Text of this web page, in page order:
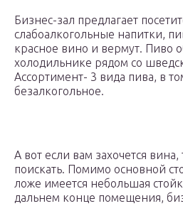
Бизнес-зал предлагает
слабоалкогольные напитки,
красное вино и вермут. Пиво
холодильнике рядом со
Ассортимент- 3 вида пива, в
безалкогольное.
А вот если вам захочется вина,
поискать. Помимо основной
ложе имеется небольшая
дальнем конце помещения,